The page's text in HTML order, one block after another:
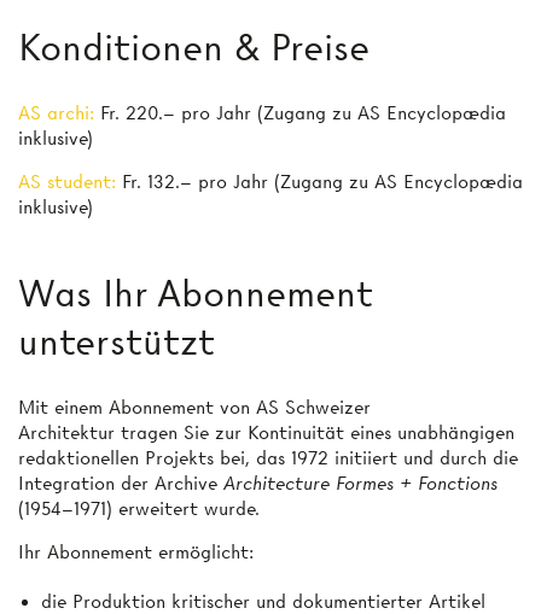
Konditionen & Preise
AS archi: Fr. 220.– pro Jahr (Zugang zu AS Encyclopædia
inklusive)
AS student: Fr. 132.– pro Jahr (Zugang zu AS Encyclopædia
inklusive)
Was Ihr Abonnement
unterstützt
Mit einem Abonnement von AS Schweizer
Architektur tragen Sie zur Kontinuität eines unabhängigen
redaktionellen Projekts bei, das 1972 initiiert und durch die
Integration der Archive Architecture Formes + Fonctions
(1954–1971) erweitert wurde.
Ihr Abonnement ermöglicht:
die Produktion kritischer und dokumentierter Artikel